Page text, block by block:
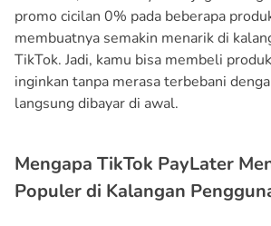
promo cicilan 0% pada beberapa
membuatnya semakin menarik di
TikTok. Jadi, kamu bisa membeli
inginkan tanpa merasa terbebani
langsung dibayar di awal.
Mengapa TikTok PayLater
Populer di Kalangan